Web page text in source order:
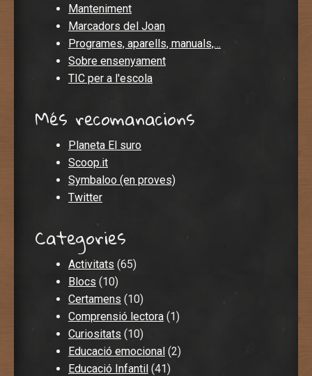
Manteniment
Marcadors del Joan
Programes, aparells, manuals,…
Sobre ensenyament
TIC per a l'escola
Més recomanacions
Planeta El suro
Scoop.it
Symbaloo (en proves)
Twitter
Categories
Activitats (65)
Blocs (10)
Certamens (10)
Comprensió lectora (1)
Curiositats (10)
Educació emocional (2)
Educació Infantil (41)